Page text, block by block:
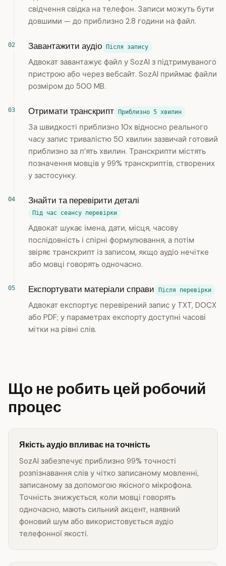
свідчення свідка на телефон. Записи можуть бути
довшими — до приблизно 2.8 години на файл.
Завантажити аудіо Після запису
Адвокат завантажує файл у SozAI з підтримуваного
пристрою або через вебсайт. SozAI приймає файли
розміром до 500 MB.
Отримати транскрипт Приблизно 5 хвилин
За швидкості приблизно 10x відносно реального
часу запис тривалістю 50 хвилин зазвичай готовий
приблизно за п’ять хвилин. Транскрипти містять
позначення мовців у 99% транскриптів, створених
у застосунку.
Знайти та перевірити деталі
Під час сеансу перевірки
Адвокат шукає імена, дати, місця, часову
послідовність і спірні формулювання, а потім
звіряє транскрипт із записом, якщо аудіо нечітке
або мовці говорять одночасно.
Експортувати матеріали справи Після перевірки
Адвокат експортує перевірений запис у TXT, DOCX
або PDF; у параметрах експорту доступні часові
мітки на рівні слів.
Що не робить цей робочий
процес
Якість аудіо впливає на точність
SozAI забезпечує приблизно 99% точності
розпізнавання слів у чітко записаному мовленні,
записаному за допомогою якісного мікрофона.
Точність знижується, коли мовці говорять
одночасно, мають сильний акцент, наявний
фоновий шум або використовується аудіо
телефонної якості.